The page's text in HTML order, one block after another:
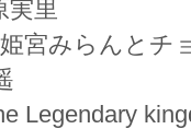
実里
宮みらんとチ
Legendary